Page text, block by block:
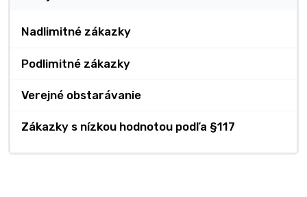
Nadlimitné zákazky
Podlimitné zákazky
Verejné obstarávanie
Zákazky s nízkou hodnotou podľa §117